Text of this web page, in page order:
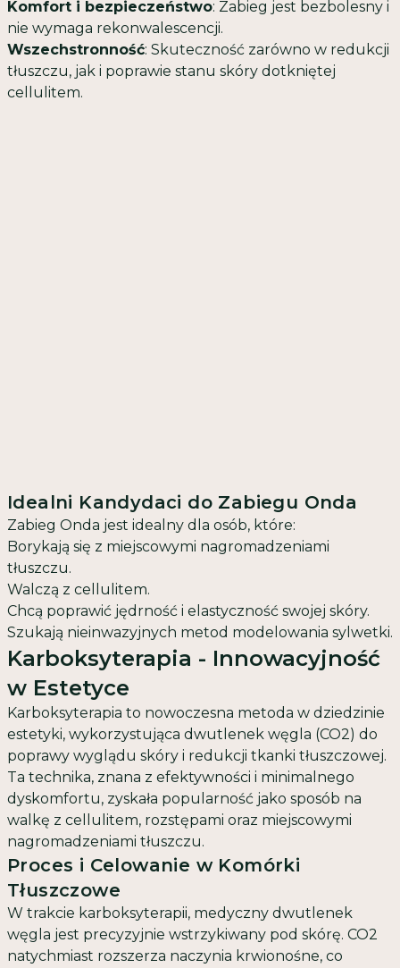
Komfort i bezpieczeństwo: Zabieg jest bezbolesny i
nie wymaga rekonwalescencji.
Wszechstronność: Skuteczność zarówno w redukcji
tłuszczu, jak i poprawie stanu skóry dotkniętej
cellulitem.
Idealni Kandydaci do Zabiegu Onda
Zabieg Onda jest idealny dla osób, które:
Borykają się z miejscowymi nagromadzeniami
tłuszczu.
Walczą z cellulitem.
Chcą poprawić jędrność i elastyczność swojej skóry.
Szukają nieinwazyjnych metod modelowania sylwetki.
Karboksyterapia - Innowacyjność
w Estetyce
Karboksyterapia to nowoczesna metoda w dziedzinie
estetyki, wykorzystująca dwutlenek węgla (CO2) do
poprawy wyglądu skóry i redukcji tkanki tłuszczowej.
Ta technika, znana z efektywności i minimalnego
dyskomfortu, zyskała popularność jako sposób na
walkę z cellulitem, rozstępami oraz miejscowymi
nagromadzeniami tłuszczu.
Proces i Celowanie w Komórki
Tłuszczowe
W trakcie karboksyterapii, medyczny dwutlenek
węgla jest precyzyjnie wstrzykiwany pod skórę. CO2
natychmiast rozszerza naczynia krwionośne, co